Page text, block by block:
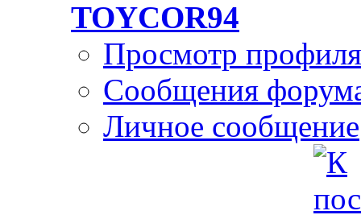
TOYCOR94
Просмотр профиля
Сообщения
Личное сообщение